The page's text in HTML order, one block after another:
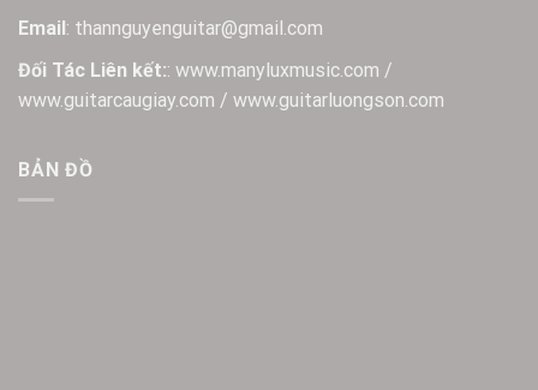
Email: thannguyenguitar@gmail.com
Đối Tác Liên kết:: www.manyluxmusic.com /
www.guitarcaugiay.com / www.guitarluongson.com
BẢN ĐỒ